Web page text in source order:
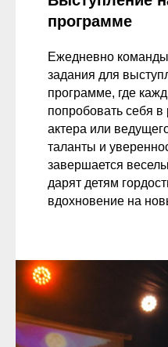
программе
Ежедневно
задания для
программе, где
попробовать себя в
актера или
таланты и
завершается
дарят детям
вдохновение на